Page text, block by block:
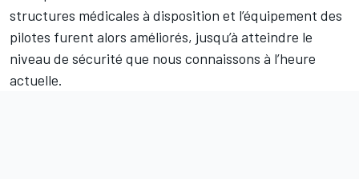
structures médicales à disposition et l’équipement des
pilotes furent alors améliorés, jusqu’à atteindre le
niveau de sécurité que nous connaissons à l’heure
actuelle.